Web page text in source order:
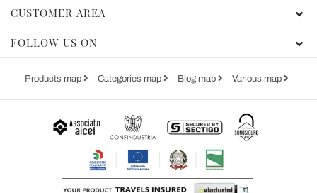
CUSTOMER AREA
FOLLOW US ON
Products map Categories map Blog map Various map